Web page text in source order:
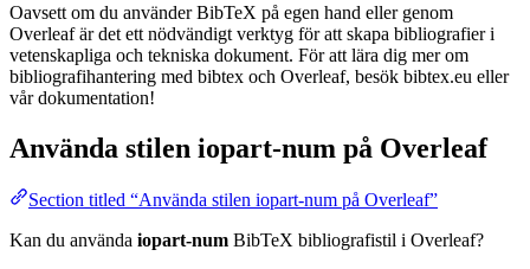
Oavsett om du använder BibTeX på egen hand eller genom
Overleaf är det ett nödvändigt verktyg för att skapa bibliografier i
vetenskapliga och tekniska dokument. För att lära dig mer om
bibliografihantering med bibtex och Overleaf, besök bibtex.eu eller
vår dokumentation!
Använda stilen iopart-num på Overleaf
Section titled “Använda stilen iopart-num på Overleaf”
Kan du använda iopart-num BibTeX bibliografistil i Overleaf?